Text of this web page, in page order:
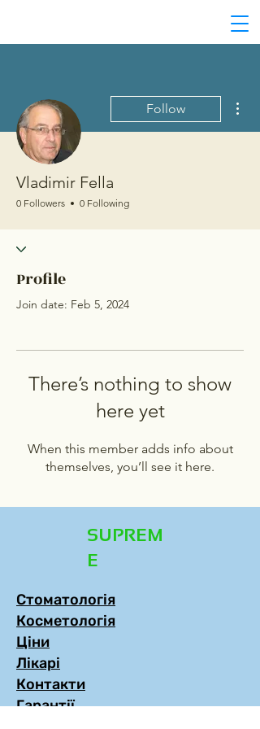
Follow
Vladimir Fella
0 Followers 0 Following
Profile
Join date: Feb 5, 2024
There’s nothing to show
here yet
When this member adds info about
themselves, you’ll see it here.
SUPREM
E
Стоматологія
Косметологія
Ціни
Лікарі
Контакти
Гарантії